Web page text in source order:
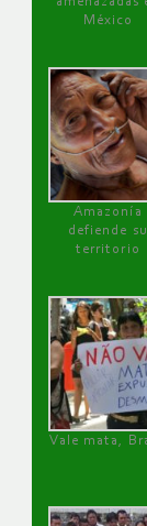
México
Amazonía
defiende su
territorio
Vale mata,